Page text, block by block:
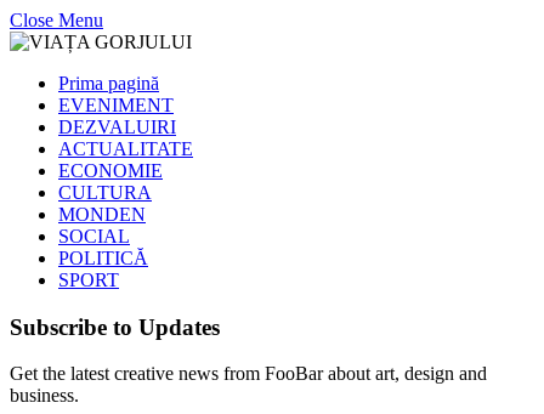
Close Menu
Prima pagină
EVENIMENT
DEZVALUIRI
ACTUALITATE
ECONOMIE
CULTURA
MONDEN
SOCIAL
POLITICĂ
SPORT
Subscribe to Updates
Get the latest creative news from FooBar about art, design and
business.